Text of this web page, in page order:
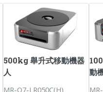
500kg 舉升式移動機器
人
MR-Q7-LR050C(H)
動